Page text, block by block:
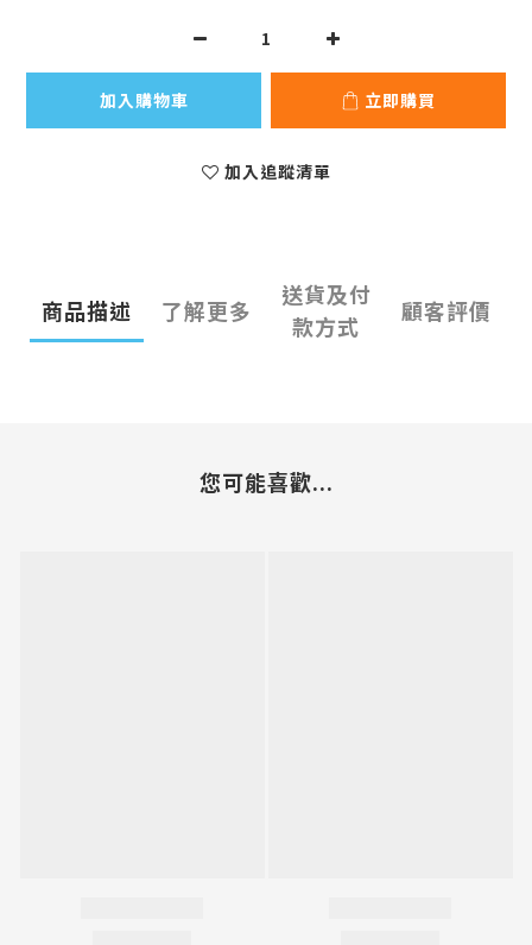
加入購物車 立即購買
加入追蹤清單
商品描述 了解更多
送貨及付
款方式
顧客評價
您可能喜歡...